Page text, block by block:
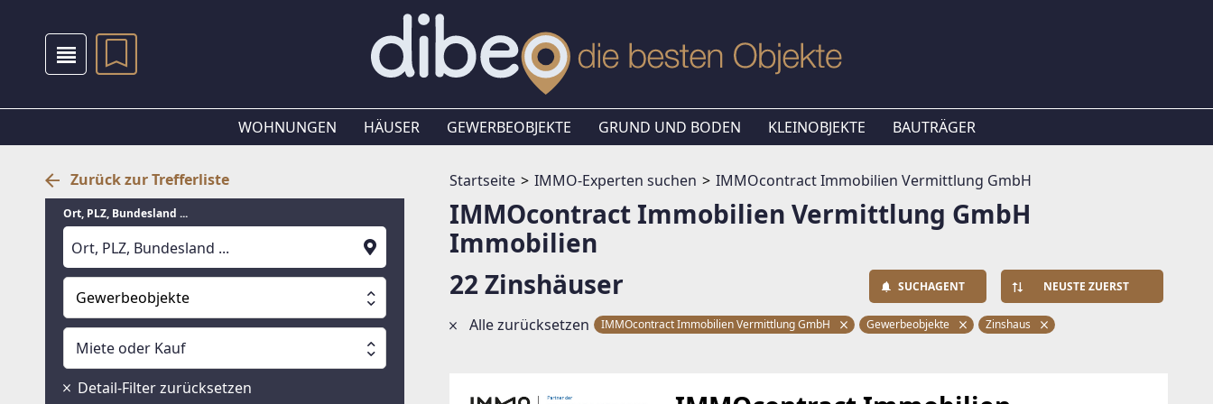
WOHNUNGEN HÄUSER GEWERBEOBJEKTE GRUND UND BODEN KLEINOBJEKTE BAUTRÄGER
Zurück zur Trefferliste
Ort, PLZ, Bundesland ...
Suche läuft
Gewerbeobjekte
Alle Immobilien
Häuser
Miete oder Kauf
Miete oder Kauf
Detail-Filter zurücksetzen
Startseite IMMO-Experten suchen IMMOcontract Immobilien Vermittlung GmbH
IMMOcontract Immobilien Vermittlung GmbH
Immobilien
22 Zinshäuser
SUCHAGENT NEUSTE ZUERST
Alle zurücksetzen IMMOcontract Immobilien Vermittlung GmbH Gewerbeobjekte Zinshaus